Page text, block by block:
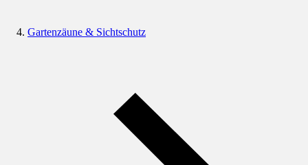
Gartenzäune & Sichtschutz